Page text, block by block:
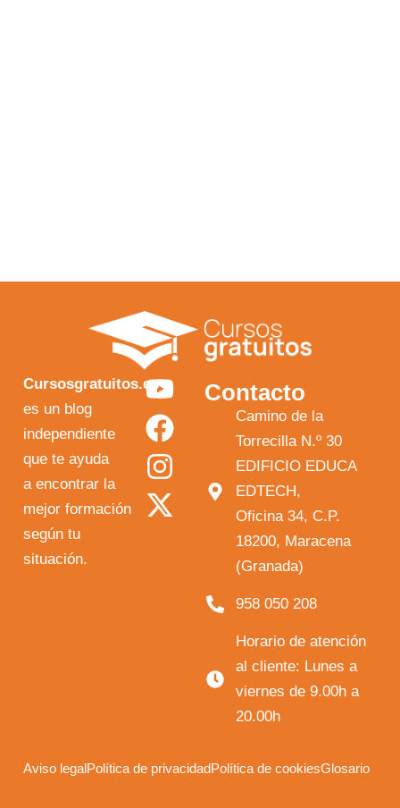
Cursosgratuitos.es
es un blog
independiente
que te ayuda
a encontrar la
mejor formación
según tu
situación.
Y
o
u
t
u
F
a
c
e
b
I
n
s
t
a
X
-
t
w
i
Contacto
Camino de la
Torrecilla N.º 30
EDIFICIO EDUCA
EDTECH,
Oficina 34, C.P.
18200, Maracena
(Granada)
958 050 208
Horario de atención
al cliente: Lunes a
viernes de 9.00h a
20.00h
Aviso legalPolítica de privacidadPolítica de cookiesGlosario